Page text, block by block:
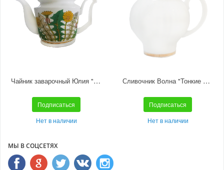
Чайник заварочный Юлия "Солнечный букет"
Подписаться
Нет в наличии
Сливочник Волна "Тонкие веточки"
Подписаться
Нет в наличии
МЫ В СОЦСЕТЯХ